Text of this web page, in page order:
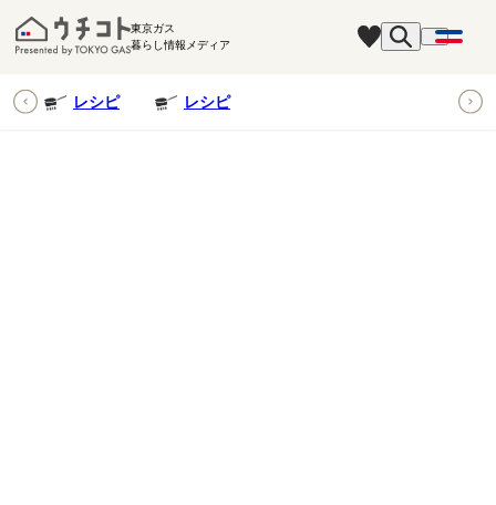
東京ガス
暮らし情報メディア
レシピ レシピ